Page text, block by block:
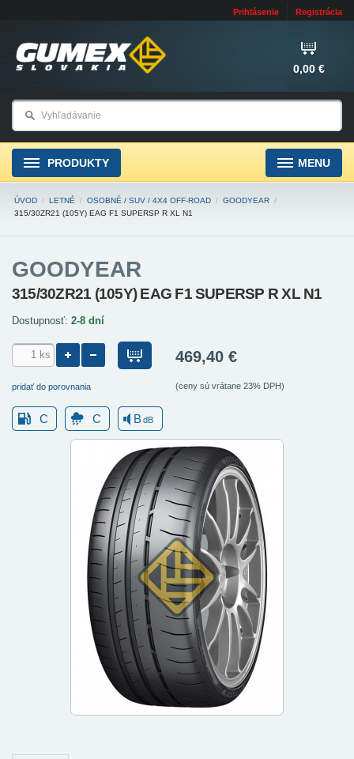
Prihlásenie Registrácia
0,00 €
PRODUKTY MENU
ÚVOD / LETNÉ / OSOBNÉ / SUV / 4X4 OFF-ROAD / GOODYEAR /
315/30ZR21 (105Y) EAG F1 SUPERSP R XL N1
GOODYEAR
315/30ZR21 (105Y) EAG F1 SUPERSP R XL N1
Dostupnosť: 2-8 dní
pridať do porovnania
469,40 €
(ceny sú vrátane 23% DPH)
C C BdB